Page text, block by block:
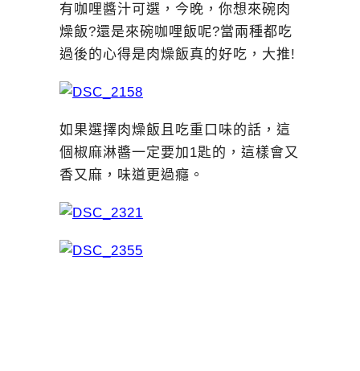
有咖哩醬汁可選，今晚，你想來碗肉
燥飯?還是來碗咖哩飯呢?當兩種都吃
過後的心得是肉燥飯真的好吃，大推!
如果選擇肉燥飯且吃重口味的話，這
個椒麻淋醬一定要加1匙的，這樣會又
香又麻，味道更過癮。